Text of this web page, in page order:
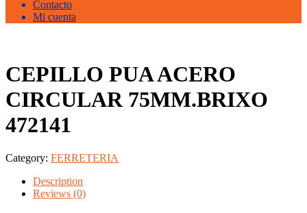
Contacto
Mi cuenta
CEPILLO PUA ACERO
CIRCULAR 75MM.BRIXO
472141
Category: FERRETERIA
Description
Reviews (0)